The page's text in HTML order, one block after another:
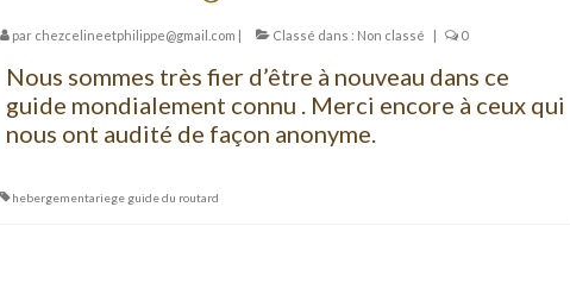
par chezcelineetphilippe@gmail.com | Classé dans : Non classé | 0
Nous sommes très fier d’être à nouveau dans ce
guide mondialement connu . Merci encore à ceux qui
nous ont audité de façon anonyme.
hebergementariege guide du routard